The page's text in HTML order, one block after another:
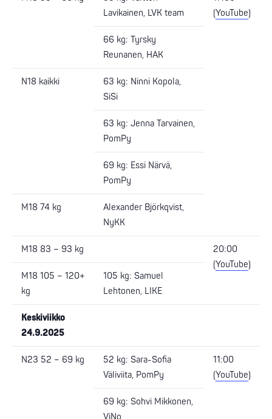
Lavikainen, LVK team
(YouTube)
66 kg: Tyrsky
Reunanen, HAK
N18 kaikki
63 kg: Ninni Kopola,
SiSi
63 kg: Jenna Tarvainen,
PomPy
69 kg: Essi Närvä,
PomPy
M18 74 kg
Alexander Björkqvist,
NyKK
M18 83 – 93 kg
20:00
(YouTube)
M18 105 – 120+
kg
105 kg: Samuel
Lehtonen, LIKE
Keskiviikko
24.9.2025
N23 52 – 69 kg
52 kg: Sara-Sofia
Väliviita, PomPy
11:00
(YouTube)
69 kg: Sohvi Mikkonen,